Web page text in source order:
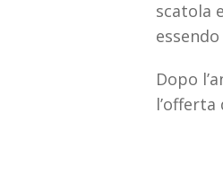
scatola
Dopo